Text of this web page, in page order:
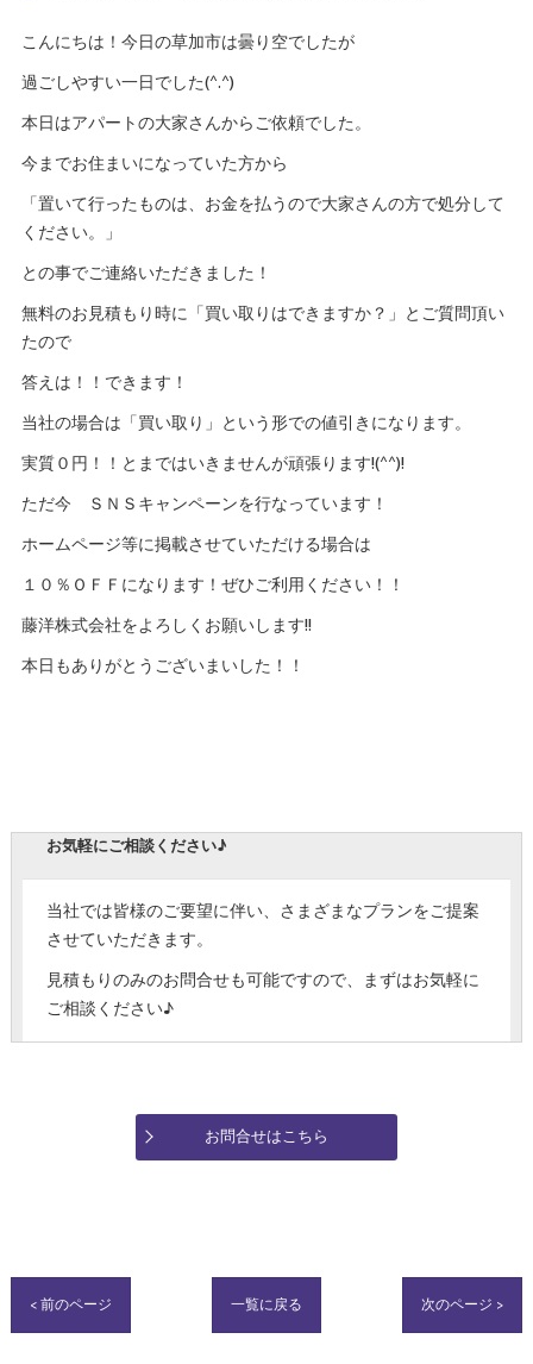
こんにちは！今日の草加市は曇り空でしたが
過ごしやすい一日でした(^.^)
本日はアパートの大家さんからご依頼でした。
今までお住まいになっていた方から
「置いて行ったものは、お金を払うので大家さんの方で処分して
ください。」
との事でご連絡いただきました！
無料のお見積もり時に「買い取りはできますか？」とご質問頂い
たので
答えは！！できます！
当社の場合は「買い取り」という形での値引きになります。
実質０円！！とまではいきませんが頑張ります!(^^)!
ただ今 ＳＮＳキャンペーンを行なっています！
ホームページ等に掲載させていただける場合は
１０％ＯＦＦになります！ぜひご利用ください！！
藤洋株式会社をよろしくお願いします!!
本日もありがとうございまいした！！
お気軽にご相談ください♪
当社では皆様のご要望に伴い、さまざまなプランをご提案
させていただきます。
見積もりのみのお問合せも可能ですので、まずはお気軽に
ご相談ください♪
お問合せはこちら
< 前のページ 一覧に戻る 次のページ >